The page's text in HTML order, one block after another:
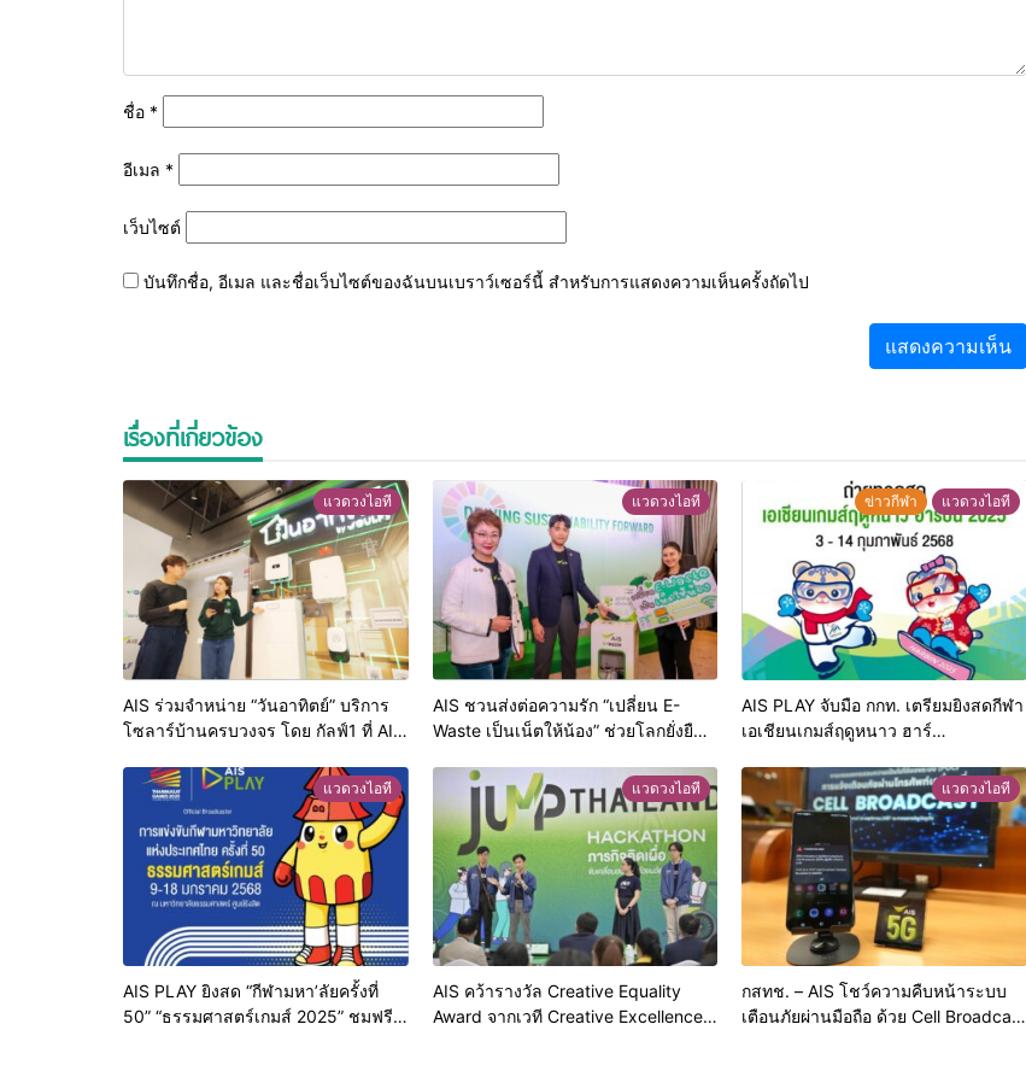
ชื่อ *
อีเมล *
เว็บไซต์
บันทึกชื่อ, อีเมล และชื่อเว็บไซต์ของฉันบนเบราว์เซอร์นี้ สำหรับการแสดงความเห็นครั้งถัดไป
เรื่องที่เกี่ยวข้อง
แวดวงไอที
AIS ร่วมจำหน่าย “วันอาทิตย์” บริการ
โซลาร์บ้านครบวงจร โดย กัลฟ์1 ที่ AIS
บริโภคที่ใส่ใจสิ่งแวดล้อม
แวดวงไอที
AIS ชวนส่งต่อความรัก “เปลี่ยน E-
Waste เป็นเน็ตให้น้อง” ช่วยโลกยั่งยืน
ห่างไกล ลดความเหลื่อมล้ำทางดิจิทัล
ข่าวกีฬา แวดวงไอที
AIS PLAY จับมือ กกท. เตรียมยิงสดกีฬา
เอเชียนเกมส์ฤดูหนาว ฮาร์
นักกีฬา
แวดวงไอที
AIS PLAY ยิงสด “กีฬามหา’ลัยครั้งที่
50” “ธรรมศาสตร์เกมส์ 2025” ชมฟรี
แวดวงไอที
AIS คว้ารางวัล Creative Equality
Award จากเวที Creative Excellence
แวดวงไอที
กสทช. – AIS โชว์ความคืบหน้าระบบ
เตือนภัยผ่านมือถือ ด้วย Cell Broadcast